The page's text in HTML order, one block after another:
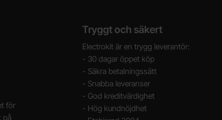
för
på
Tryggt och säkert
Electrokit är en trygg leverantör:
- 30 dagar öppet köp
- Säkra betalningssätt
- Snabba leveranser
- God kreditvärdighet
- Hög kundnöjdhet